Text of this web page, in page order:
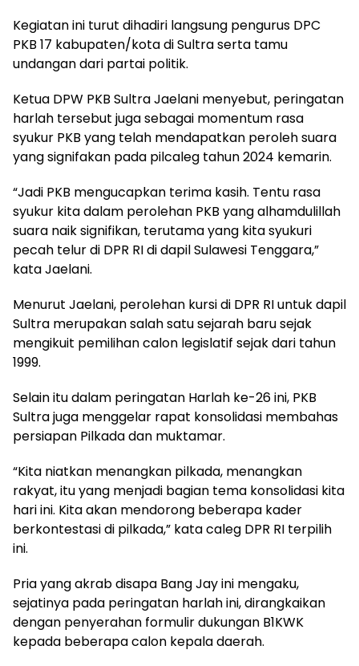
Kegiatan ini turut dihadiri langsung pengurus DPC
PKB 17 kabupaten/kota di Sultra serta tamu
undangan dari partai politik.
Ketua DPW PKB Sultra Jaelani menyebut, peringatan
harlah tersebut juga sebagai momentum rasa
syukur PKB yang telah mendapatkan peroleh suara
yang signifakan pada pilcaleg tahun 2024 kemarin.
“Jadi PKB mengucapkan terima kasih. Tentu rasa
syukur kita dalam perolehan PKB yang alhamdulillah
suara naik signifikan, terutama yang kita syukuri
pecah telur di DPR RI di dapil Sulawesi Tenggara,”
kata Jaelani.
Menurut Jaelani, perolehan kursi di DPR RI untuk dapil
Sultra merupakan salah satu sejarah baru sejak
mengikuit pemilihan calon legislatif sejak dari tahun
1999.
Selain itu dalam peringatan Harlah ke-26 ini, PKB
Sultra juga menggelar rapat konsolidasi membahas
persiapan Pilkada dan muktamar.
“Kita niatkan menangkan pilkada, menangkan
rakyat, itu yang menjadi bagian tema konsolidasi kita
hari ini. Kita akan mendorong beberapa kader
berkontestasi di pilkada,” kata caleg DPR RI terpilih
ini.
Pria yang akrab disapa Bang Jay ini mengaku,
sejatinya pada peringatan harlah ini, dirangkaikan
dengan penyerahan formulir dukungan B1KWK
kepada beberapa calon kepala daerah.